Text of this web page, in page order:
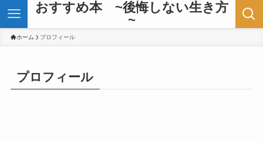
おすすめ本 ~後悔しない生き方
~
ホーム プロフィール
プロフィール